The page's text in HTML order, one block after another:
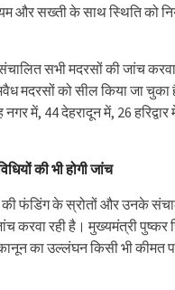
और सख्ती के साथ स्थिति को
सभी मदरसों की जांच
मदरसों को सील किया जा
में, 44 देहरादून में, 26 हरिद्वार
की भी होगी जांच
की फंडिंग के स्रोतों और उनके
करवा रही है। मुख्यमंत्री पुष्कर
का उल्लंघन किसी भी कीमत पर